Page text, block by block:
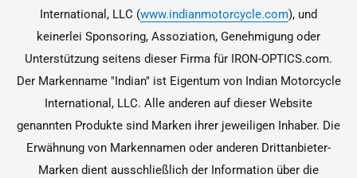
International, LLC (www.indianmotorcycle.com), und
keinerlei Sponsoring, Assoziation, Genehmigung oder
Unterstützung seitens dieser Firma für IRON-OPTICS.com.
Der Markenname "Indian" ist Eigentum von Indian Motorcycle
International, LLC. Alle anderen auf dieser Website
genannten Produkte sind Marken ihrer jeweiligen Inhaber. Die
Erwähnung von Markennamen oder anderen Drittanbieter-
Marken dient ausschließlich der Information über die